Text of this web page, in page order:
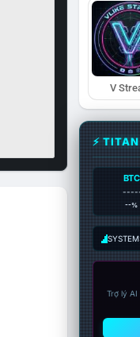
V
⚡
BTC
--%
Trợ lý